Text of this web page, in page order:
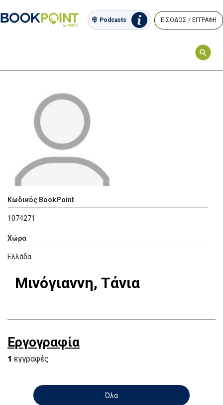
Podcasts ΕΙΣΟΔΟΣ / ΕΓΓΡΑΦΗ
Κωδικός BookPoint
1074271
Χώρα
Ελλάδα
Μινόγιαννη, Τάνια
Εργογραφία
1 εγγραφές
Όλα